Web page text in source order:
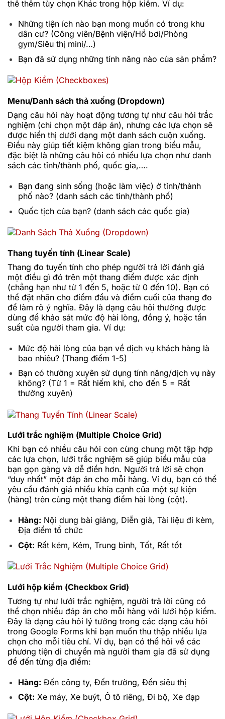
thể thêm tùy chọn Khác trong hộp kiểm. Ví dụ:
Những tiện ích nào bạn mong muốn có trong khu
dân cư? (Công viên/Bệnh viện/Hồ bơi/Phòng
gym/Siêu thị mini/…)
Bạn đã sử dụng những tính năng nào của sản phẩm?
Menu/Danh sách thả xuống (Dropdown)
Dạng câu hỏi này hoạt động tương tự như câu hỏi trắc
nghiệm (chỉ chọn một đáp án), nhưng các lựa chọn sẽ
được hiển thị dưới dạng một danh sách cuộn xuống.
Điều này giúp tiết kiệm không gian trong biểu mẫu,
đặc biệt là những câu hỏi có nhiều lựa chọn như danh
sách các tỉnh/thành phố, quốc gia,….
Bạn đang sinh sống (hoặc làm việc) ở tỉnh/thành
phố nào? (danh sách các tỉnh/thành phố)
Quốc tịch của bạn? (danh sách các quốc gia)
Thang tuyến tính (Linear Scale)
Thang đo tuyến tính cho phép người trả lời đánh giá
một điều gì đó trên một thang điểm được xác định
(chẳng hạn như từ 1 đến 5, hoặc từ 0 đến 10). Bạn có
thể đặt nhãn cho điểm đầu và điểm cuối của thang đo
để làm rõ ý nghĩa. Đây là dạng câu hỏi thường được
dùng để khảo sát mức độ hài lòng, đồng ý, hoặc tần
suất của người tham gia. Ví dụ:
Mức độ hài lòng của bạn về dịch vụ khách hàng là
bao nhiêu? (Thang điểm 1-5)
Bạn có thường xuyên sử dụng tính năng/dịch vụ này
không? (Từ 1 = Rất hiếm khi, cho đến 5 = Rất
thường xuyên)
Lưới trắc nghiệm (Multiple Choice Grid)
Khi bạn có nhiều câu hỏi con cùng chung một tập hợp
các lựa chọn, lưới trắc nghiệm sẽ giúp biểu mẫu của
bạn gọn gàng và dễ điền hơn. Người trả lời sẽ chọn
“duy nhất” một đáp án cho mỗi hàng. Ví dụ, bạn có thể
yêu cầu đánh giá nhiều khía cạnh của một sự kiện
(hàng) trên cùng một thang điểm hài lòng (cột).
Hàng: Nội dung bài giảng, Diễn giả, Tài liệu đi kèm,
Địa điểm tổ chức
Cột: Rất kém, Kém, Trung bình, Tốt, Rất tốt
Lưới hộp kiểm (Checkbox Grid)
Tương tự như lưới trắc nghiệm, người trả lời cũng có
thể chọn nhiều đáp án cho mỗi hàng với lưới hộp kiểm.
Đây là dạng câu hỏi lý tưởng trong các dạng câu hỏi
trong Google Forms khi bạn muốn thu thập nhiều lựa
chọn cho mỗi tiêu chí. Ví dụ, bạn có thể hỏi về các
phương tiện di chuyển mà người tham gia đã sử dụng
để đến từng địa điểm:
Hàng: Đến công ty, Đến trường, Đến siêu thị
Cột: Xe máy, Xe buýt, Ô tô riêng, Đi bộ, Xe đạp